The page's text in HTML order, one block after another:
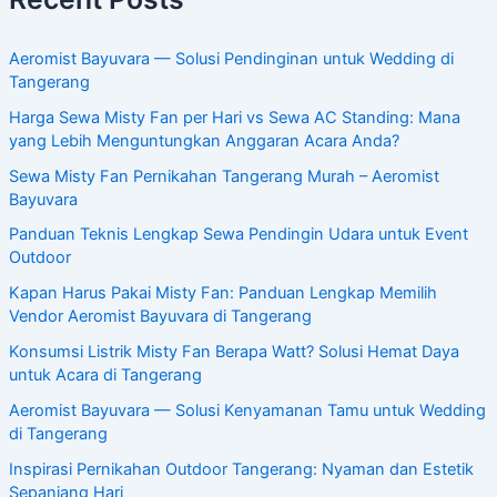
Aeromist Bayuvara — Solusi Pendinginan untuk Wedding di
Tangerang
Harga Sewa Misty Fan per Hari vs Sewa AC Standing: Mana
yang Lebih Menguntungkan Anggaran Acara Anda?
Sewa Misty Fan Pernikahan Tangerang Murah – Aeromist
Bayuvara
Panduan Teknis Lengkap Sewa Pendingin Udara untuk Event
Outdoor
Kapan Harus Pakai Misty Fan: Panduan Lengkap Memilih
Vendor Aeromist Bayuvara di Tangerang
Konsumsi Listrik Misty Fan Berapa Watt? Solusi Hemat Daya
untuk Acara di Tangerang
Aeromist Bayuvara — Solusi Kenyamanan Tamu untuk Wedding
di Tangerang
Inspirasi Pernikahan Outdoor Tangerang: Nyaman dan Estetik
Sepanjang Hari